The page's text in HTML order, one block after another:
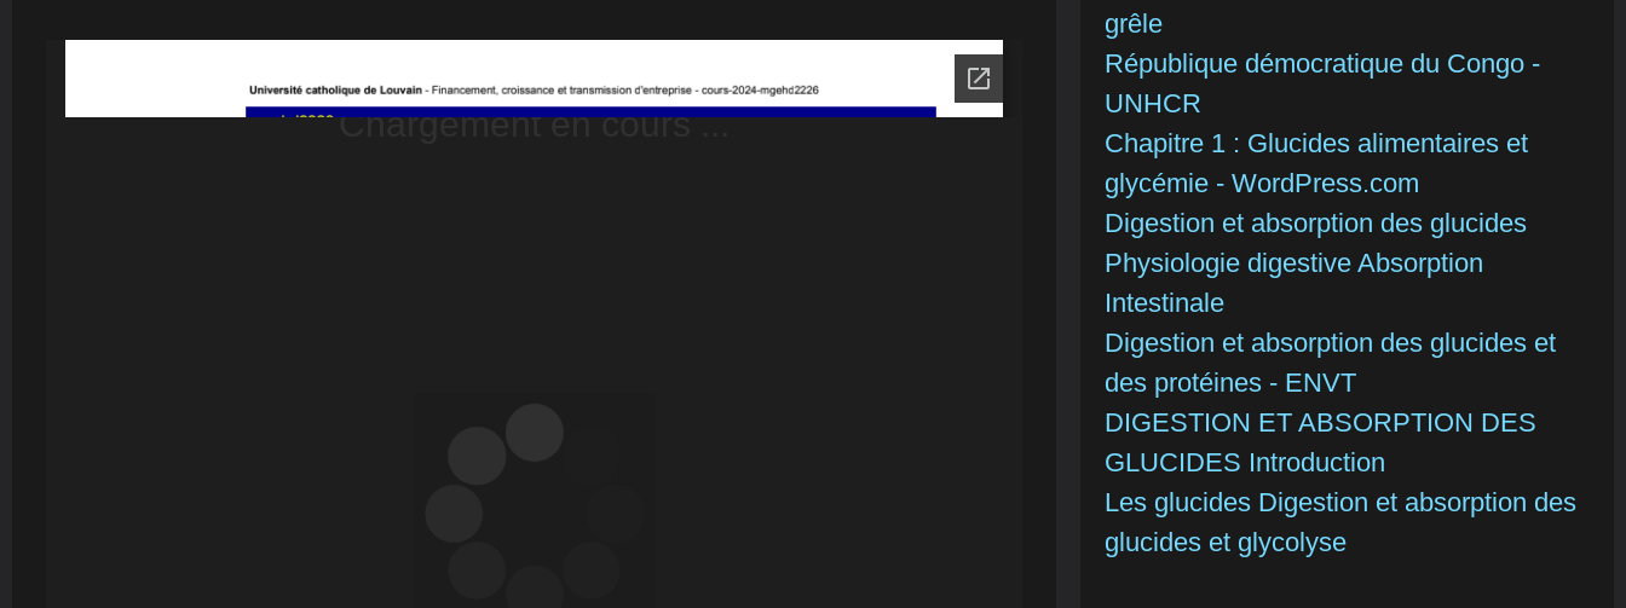
grêle
République démocratique du Congo -
UNHCR
Chapitre 1 : Glucides alimentaires et
glycémie - WordPress.com
Digestion et absorption des glucides
Physiologie digestive Absorption
Intestinale
Digestion et absorption des glucides et
des protéines - ENVT
DIGESTION ET ABSORPTION DES
GLUCIDES Introduction
Les glucides Digestion et absorption des
glucides et glycolyse